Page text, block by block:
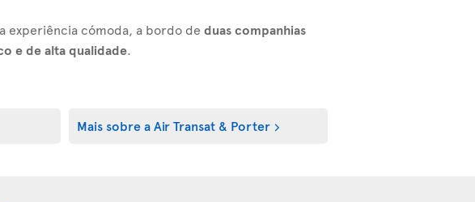
experiência cómoda, a bordo de duas companhias
e de alta qualidade.
Mais sobre a Air Transat & Porter